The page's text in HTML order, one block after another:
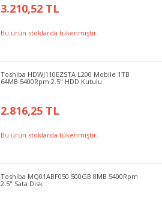
3.210,52 TL
Bu ürün stoklarda tükenmiştir.
Toshiba HDWJ110EZSTA L200 Mobile 1TB
64MB 5400Rpm 2.5" HDD Kutulu
2.816,25 TL
Bu ürün stoklarda tükenmiştir.
Toshiba MQ01ABF050 500GB 8MB 5400Rpm
2.5" Sata Disk